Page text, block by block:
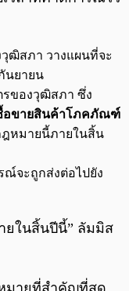
ฒิสภา วางแผนที่จะ
นยายน
ของวุฒิสภา ซึ่ง
อขายสินค้าโภคภัณฑ์
หมายนี้ภายในสิ้น
จะถูกส่งต่อไปยัง
ยในสิ้นปีนี้” ลัมมิส